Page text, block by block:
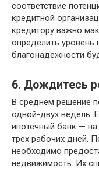
соответствие
кредитной
кредитору важно
определить уровень
благонадежности
6. Дождитесь
В среднем решение
одной-двух недель.
ипотечный банк —
трех рабочих дней.
необходимо
недвижимость. Их